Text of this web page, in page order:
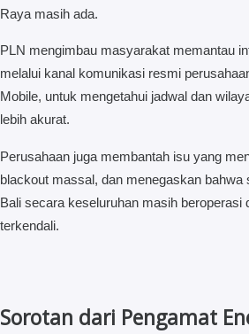
Raya masih ada.
PLN mengimbau masyarakat memantau
melalui kanal komunikasi resmi
Mobile, untuk mengetahui jadwal dan
lebih akurat.
Perusahaan juga membantah isu yang
blackout massal, dan menegaskan
Bali secara keseluruhan masih beroperasi
terkendali.
Sorotan dari Pengamat